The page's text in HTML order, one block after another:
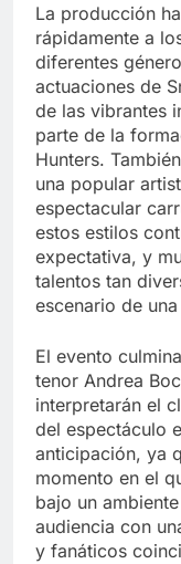
La producción
rápidamente a
diferentes
actuaciones de
de las vibrantes
parte de la
Hunters.
una popular
espectacular
estos estilos
expectativa, y
talentos tan
escenario de
El evento
tenor Andrea
interpretarán el
del espectáculo
anticipación, ya
momento en el
bajo un
audiencia con
y fanáticos